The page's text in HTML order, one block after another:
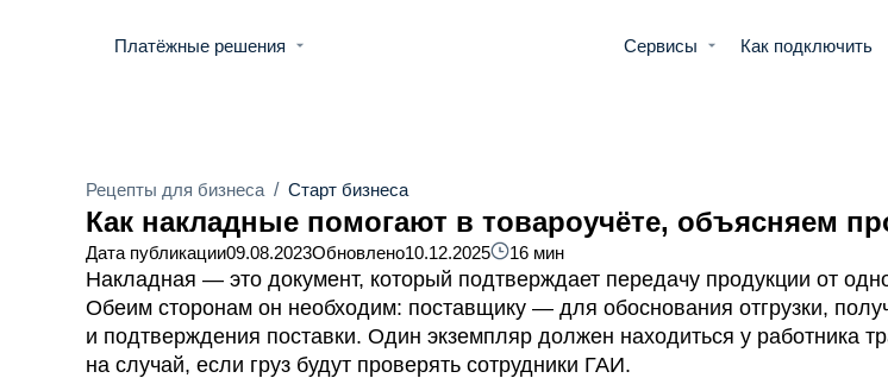
Платёжные решения Сервисы Как подключить
Рецепты для бизнеса / Старт бизнеса
Как накладные помогают в товароучёте, объясняем
Дата публикации09.08.2023Обновлено10.12.2025 16 мин
Накладная — это документ, который подтверждает передачу продукции от
Обеим сторонам он необходим: поставщику — для обоснования отгрузки,
и подтверждения поставки. Один экземпляр должен находиться у работника
на случай, если груз будут проверять сотрудники ГАИ.